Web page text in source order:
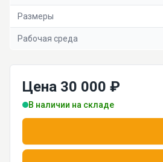
Размеры
Рабочая среда
Цена 30 000 ₽
В наличии на складе